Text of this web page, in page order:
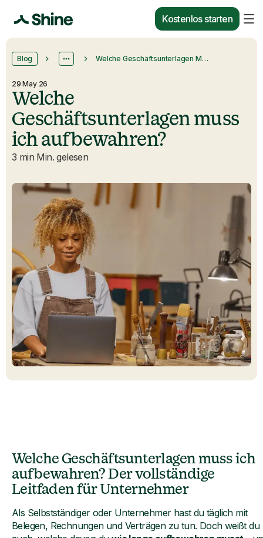
Kostenlos starten
Blog Welche Geschäftsunterlagen Muss Ich Aufbewahren?
29 May 26
Welche
Geschäftsunterlagen muss
ich aufbewahren?
3 min Min. gelesen
Welche Geschäftsunterlagen muss ich
aufbewahren? Der vollständige
Leitfaden für Unternehmer
Als Selbstständiger oder Unternehmer hast du täglich mit
Belegen, Rechnungen und Verträgen zu tun. Doch weißt du